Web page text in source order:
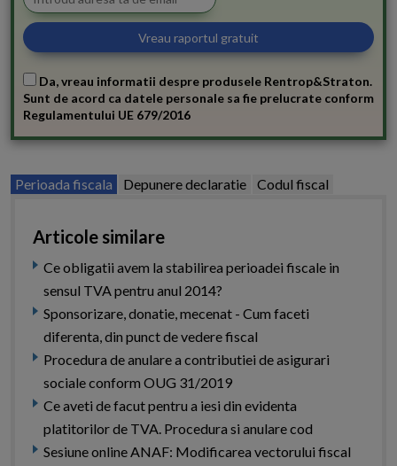
Da, vreau informatii despre produsele Rentrop&Straton.
Sunt de acord ca datele personale sa fie prelucrate conform
Regulamentului UE 679/2016
Perioada fiscala Depunere declaratie Codul fiscal
Articole similare
Ce obligatii avem la stabilirea perioadei fiscale in
sensul TVA pentru anul 2014?
Sponsorizare, donatie, mecenat - Cum faceti
diferenta, din punct de vedere fiscal
Procedura de anulare a contributiei de asigurari
sociale conform OUG 31/2019
Ce aveti de facut pentru a iesi din evidenta
platitorilor de TVA. Procedura si anulare cod
Sesiune online ANAF: Modificarea vectorului fiscal